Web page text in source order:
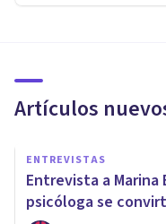
Artículos
ENTREVISTAS
Entrevista a
psicóloga se